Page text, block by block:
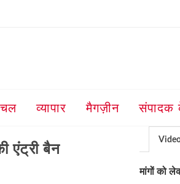
व्यापार मैगज़ीन संपादक
एंट्री बैन
मांगों को